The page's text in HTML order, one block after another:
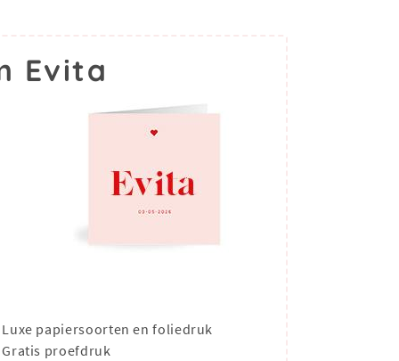
Evita
Luxe papiersoorten en foliedruk
Gratis proefdruk